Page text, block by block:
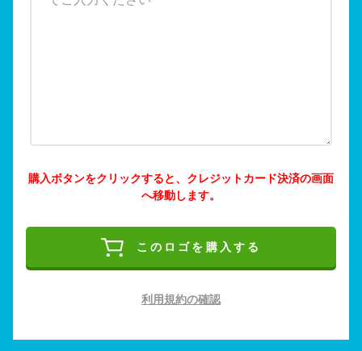
購入ボタンをクリックすると、クレジットカード決済の画面
へ移動します。
このロゴを購入する
利用規約の確認